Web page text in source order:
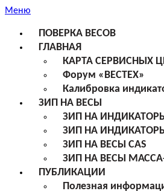
Меню
ПОВЕРКА ВЕСОВ
ГЛАВНАЯ
КАРТА СЕРВИСНЫХ
Форум «ВЕСТЕХ»
Калибровка
ЗИП НА ВЕСЫ
ЗИП НА ИНДИКАТОРЫ
ЗИП НА
ЗИП НА ВЕСЫ CAS
ЗИП НА ВЕСЫ
ПУБЛИКАЦИИ
Полезная